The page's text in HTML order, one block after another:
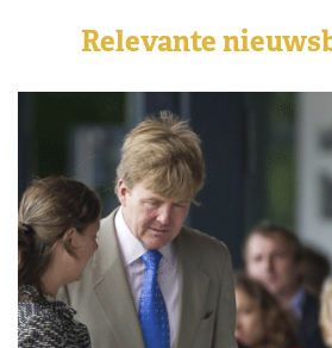
Relevante